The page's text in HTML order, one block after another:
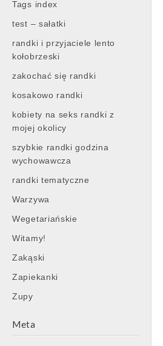
Tags index
test – sałatki
randki i przyjaciele lento
kołobrzeski
zakochać się randki
kosakowo randki
kobiety na seks randki z
mojej okolicy
szybkie randki godzina
wychowawcza
randki tematyczne
Warzywa
Wegetariańskie
Witamy!
Zakąski
Zapiekanki
Zupy
Meta